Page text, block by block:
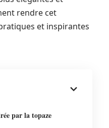
rendre cet
et inspirantes
par la topaze